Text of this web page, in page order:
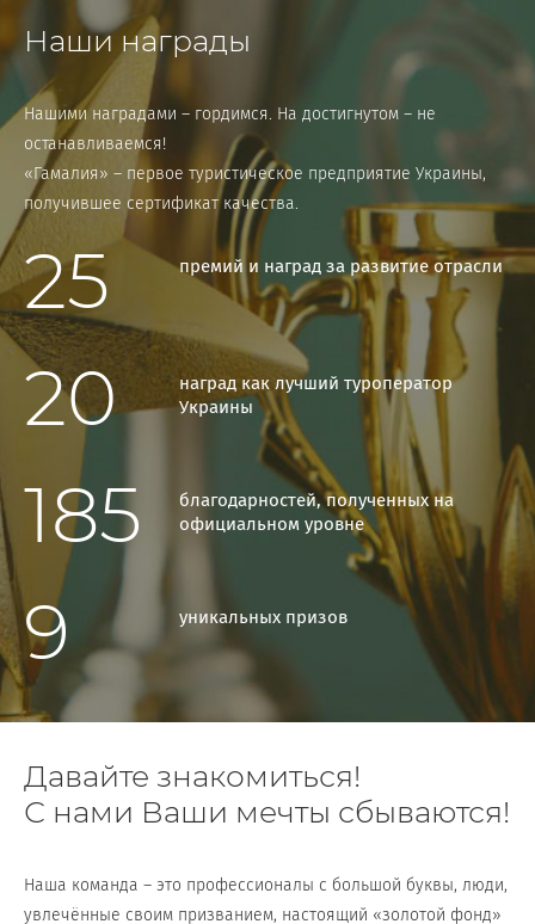
Наши награды
Нашими наградами – гордимся. На достигнутом – не
останавливаемся!
«Гамалия» – первое туристическое предприятие Украины,
получившее сертификат качества.
25 премий и наград за развитие отрасли
20
наград как лучший туроператор
Украины
185
благодарностей, полученных на
официальном уровне
9 уникальных призов
Давайте знакомиться!
С нами Ваши мечты сбываются!
Наша команда – это профессионалы с большой буквы, люди,
увлечённые своим призванием, настоящий «золотой фонд»